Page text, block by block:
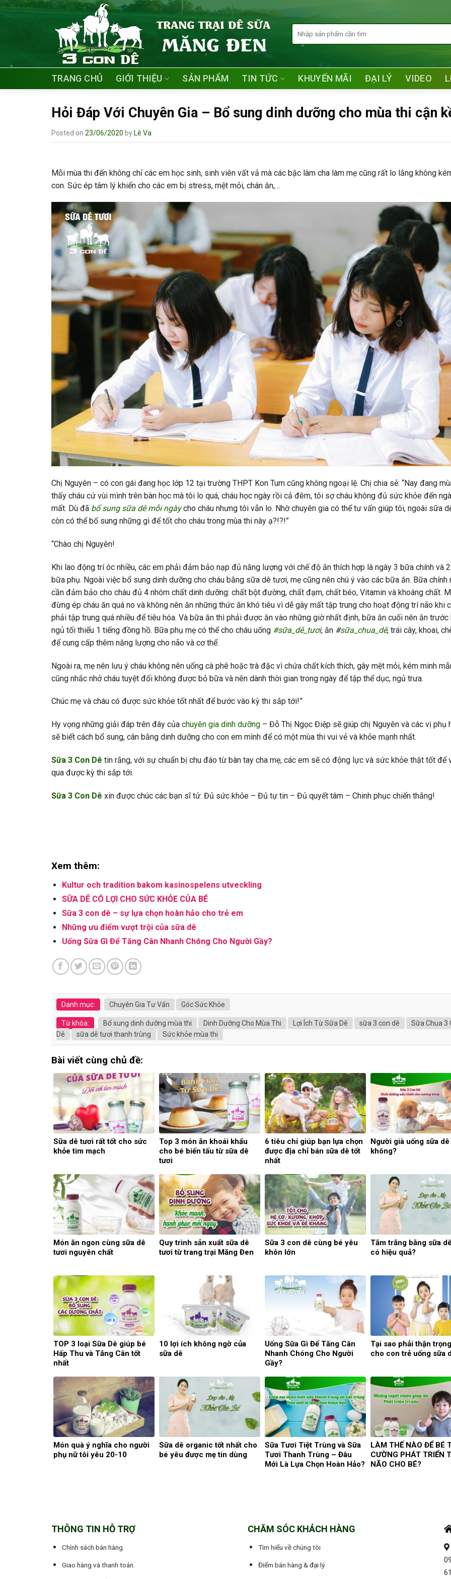
Skip
Tìm
kiếm:
TRANG CHỦ GIỚI THIỆU SẢN PHẨM TIN TỨC KHUYẾN MÃI ĐẠI LÝ VIDEO
Hỏi Đáp Với Chuyên Gia – Bổ sung dinh dưỡng cho mùa thi cận
Posted on 23/06/2020 byLê Va
Mỗi mùa thi đến không chỉ các em học sinh, sinh viên vất vả mà các bậc làm cha làm mẹ cũng rất lo lắng không
con. Sức ép tâm lý khiến cho các em bị stress, mệt mỏi, chán ăn,…
Chị Nguyên – có con gái đang học lớp 12 tại trường THPT Kon Tum cũng không ngoại lệ. Chị chia sẻ: “Nay đang
thấy cháu cứ vùi mình trên bàn học mà tôi lo quá, cháu học ngày rồi cả đêm, tôi sợ cháu không đủ sức khỏe đến
mất. Dù đã bổ sung sữa dê mỗi ngàycho cháu nhưng tôi vẫn lo. Nhờ chuyên gia có thể tư vấn giúp tôi, ngoài sữa
còn có thể bổ sung những gì để tốt cho cháu trong mùa thi này ạ?!?!”
“Chào chị Nguyên!
Khi lao động trí óc nhiều, các em phải đảm bảo nạp đủ năng lượng với chế độ ăn thích hợp là ngày 3 bữa chính và
bữa phụ. Ngoài việc bổ sung dinh dưỡng cho cháu bằng sữa dê tươi, mẹ cũng nên chú ý vào các bữa ăn. Bữa chính
cần đảm bảo cho cháu đủ 4 nhóm chất dinh dưỡng: chất bột đường, chất đạm, chất béo, Vitamin và khoáng chất.
đừng ép cháu ăn quá no và không nên ăn những thức ăn khó tiêu vì dễ gây mất tập trung cho hoạt động trí não khi
phải tập trung quá nhiều để tiêu hóa. Và bữa ăn thì phải được ăn vào những giờ nhất định, bữa ăn cuối nên ăn
ngủ tối thiểu 1 tiếng đồng hồ. Bữa phụ mẹ có thể cho cháu uống #sữa_dê_tươi, ăn #sữa_chua_dê, trái cây, khoai,
để cung cấp thêm năng lượng cho não và cơ thể.
Ngoài ra, mẹ nên lưu ý cháu không nên uống cà phê hoặc trà đặc vì chứa chất kích thích, gây mệt mỏi, kém minh
cũng nhắc nhở cháu tuyệt đối không được bỏ bữa và nên dành thời gian trong ngày để tập thể dục, ngủ trưa.
Chúc mẹ và cháu có được sức khỏe tốt nhất để bước vào kỳ thi sắp tới!”
Hy vọng những giải đáp trên đây của chuyên gia dinh dưỡng – Đỗ Thị Ngọc Điệp sẽ giúp chị Nguyên và các vị phụ
sẽ biết cách bổ sung, cân bằng dinh dưỡng cho con em mình để có một mùa thi vui vẻ và khỏe mạnh nhất.
Sữa 3 Con Dê tin rằng, với sự chuẩn bị chu đáo từ bàn tay cha mẹ, các em sẽ có động lực và sức khỏe thật tốt để
qua được kỳ thi sắp tới.
Sữa 3 Con Dê xin được chúc các bạn sĩ tử: Đủ sức khỏe – Đủ tự tin – Đủ quyết tâm – Chinh phục chiến thắng!
Xem thêm:
Kultur och tradition bakom kasinospelens utveckling
SỮA DÊ CÓ LỢI CHO SỨC KHỎE CỦA BÉ
Sữa 3 con dê – sự lựa chọn hoàn hảo cho trẻ em
Những ưu điểm vượt trội của sữa dê
Uống Sữa Gì Để Tăng Cân Nhanh Chóng Cho Người Gầy?
Danh mục: Chuyên Gia Tư Vấn Góc Sức Khỏe
Từ khóa: Bổ sung dinh dưỡng mùa thi Dinh Dưỡng Cho Mùa Thi Lợi Ích Từ Sữa Dê sữa 3 con dê
Sữa Chua 3
Dê
sữa dê tươi thanh trùng Sức khỏe mùa thi
Bài viết cùng chủ đề:
Sữa dê tươi rất tốt cho sức
khỏe tim mạch
Top 3 món ăn khoái khẩu
cho bé biến tấu từ sữa dê
tươi
6 tiêu chí giúp bạn lựa chọn
được địa chỉ bán sữa dê tốt
nhất
Người già uống sữa
không?
Món ăn ngon cùng sữa dê
tươi nguyên chất
Quy trình sản xuất sữa dê
tươi từ trang trại Măng Đen
Sữa 3 con dê cùng bé yêu
khôn lớn
Tắm trắng bằng sữa
có hiệu quả?
TOP 3 loại Sữa Dê giúp bé
Hấp Thu và Tăng Cân tốt
nhất
10 lợi ích không ngờ của
sữa dê
Uống Sữa Gì Để Tăng Cân
Nhanh Chóng Cho Người
Gầy?
Tại sao phải thận
cho con trẻ uống sữa
Món quà ý nghĩa cho người
phụ nữ tôi yêu 20-10
Sữa dê organic tốt nhất cho
bé yêu được mẹ tin dùng
Sữa Tươi Tiệt Trùng và Sữa
Tươi Thanh Trùng – Đâu
Mới Là Lựa Chọn Hoàn Hảo?
LÀM THẾ NÀO ĐỂ BÉ
CƯỜNG PHÁT TRIỂN
NÃO CHO BÉ?
THÔNG TIN HỖ TRỢ
Chính sách bán hàng.
Giao hàng và thanh toán.
CHĂM SÓC KHÁCH HÀNG
Tìm hiểu về chúng tôi
Điểm bán hàng & đại lý